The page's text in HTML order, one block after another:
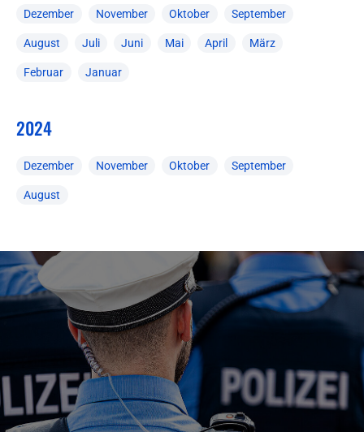
Dezember November Oktober September
August Juli Juni Mai April März
Februar Januar
2024
Dezember November Oktober September
August